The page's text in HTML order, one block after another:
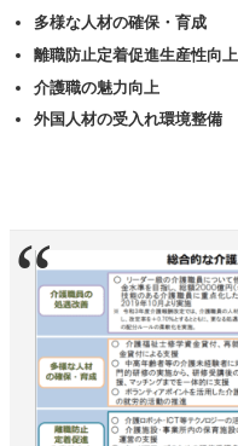
多様な人材の確保・育成
離職防止定着促進生産性向上
介護職の魅力向上
外国人材の受入れ環境整備